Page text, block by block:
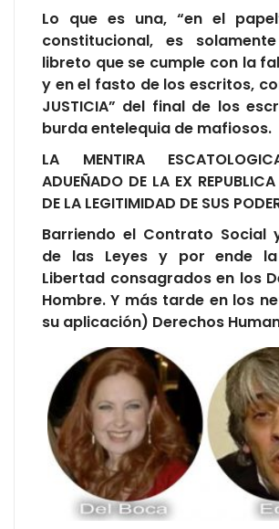
Lo que es una, “en el
constitucional, es
libreto que se cumple con la
y en el fasto de los escritos,
JUSTICIA” del final de los
burda entelequia de mafiosos.
LA MENTIRA
ADUEÑADO DE LA EX
DE LA LEGITIMIDAD DE SUS
Barriendo el Contrato Social
de las Leyes y por ende
Libertad consagrados en los
Hombre. Y más tarde en los
su aplicación) Derechos